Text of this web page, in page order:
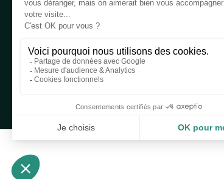
entreprises privées et publiques et au
associations.
Infos et contact au 04 86 84 05 81
Table de Pique-nique